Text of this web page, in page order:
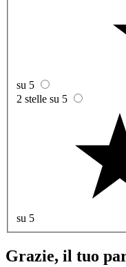
su 5
2 stelle su 5
su 5
Grazie, il tuo